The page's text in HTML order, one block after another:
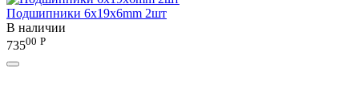
Подшипники 6x19x6mm 2шт
В наличии
73500 Р